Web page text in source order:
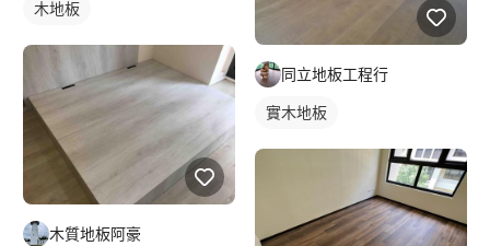
木地板
木質地板阿豪
同立地板工程行
實木地板